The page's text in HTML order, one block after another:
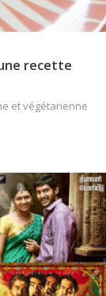
recette
et végétarienne